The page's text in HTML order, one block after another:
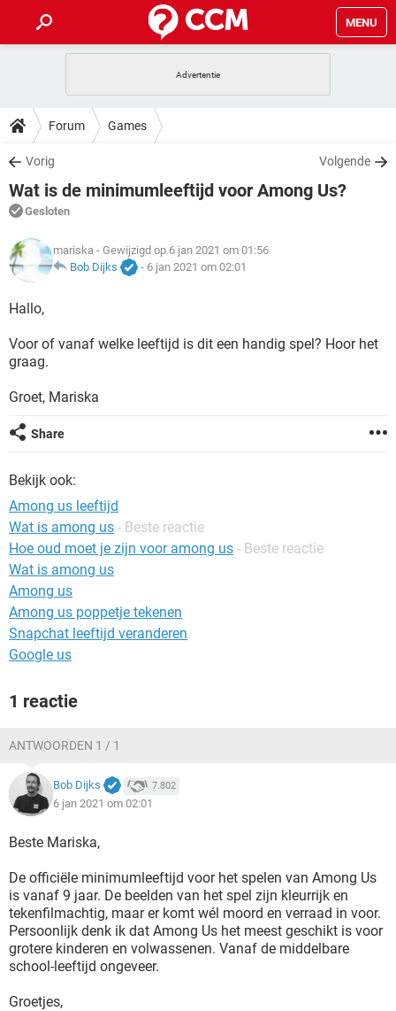
MENU
INSTAGRAM
NETFLIX
GRATIS SNAPCHAT
TIKTOK
HOW-TO
VIDEOBELLEN
NETFLIX
GRATIS
TIKTOK
DOWNLOADS
VIDEOBELLEN GAMES
INSTAGRAM
NETFLIX CORONAVIRUS
GRATIS
TIKTOK
FORUM
VIDEOBELLEN
INSTAGRAM WINDOWS 10
TIKTOK
ARTIKELEN
VIDEOBELLEN
INSTAGRAM
NETFLIX CORONAVIRUS
GRATIS
TIKTOK
Forum Games
Vorig Volgende
Wat is de minimumleeftijd voor Among Us?
Gesloten
mariska - Gewijzigd op 6 jan 2021 om 01:56
Bob Dijks
- 6 jan 2021 om 02:01
Hallo,
Voor of vanaf welke leeftijd is dit een handig spel? Hoor het
graag.
Groet, Mariska
Share
Bekijk ook:
Among us leeftijd
Wat is among us - Beste reactie
Hoe oud moet je zijn voor among us - Beste reactie
Wat is among us
Among us
Among us poppetje tekenen
Snapchat leeftijd veranderen
Google us
1 reactie
ANTWOORDEN 1 / 1
Bob Dijks 7.802
6 jan 2021 om 02:01
Beste Mariska,
De officiële minimumleeftijd voor het spelen van Among Us
is vanaf 9 jaar. De beelden van het spel zijn kleurrijk en
tekenfilmachtig, maar er komt wél moord en verraad in voor.
Persoonlijk denk ik dat Among Us het meest geschikt is voor
grotere kinderen en volwassenen. Vanaf de middelbare
school-leeftijd ongeveer.
Groetjes,